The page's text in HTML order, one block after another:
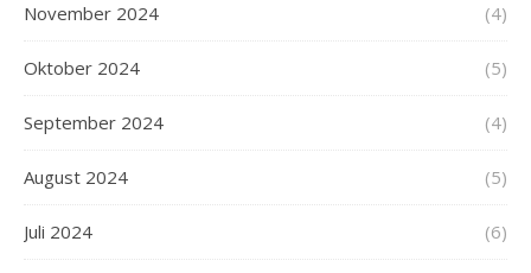
November 2024 (4)
Oktober 2024 (5)
September 2024 (4)
August 2024 (5)
Juli 2024 (6)